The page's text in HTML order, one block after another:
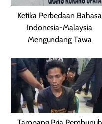
Ketika Perbedaan Bahasa
Indonesia-Malaysia
Mengundang Tawa
Tampang Pria Pembunuh